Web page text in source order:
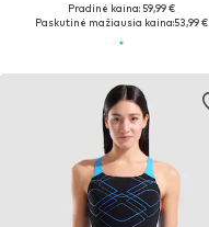
Pradinė kaina: 59,99 €
Paskutinė mažiausia kaina:53,99 €